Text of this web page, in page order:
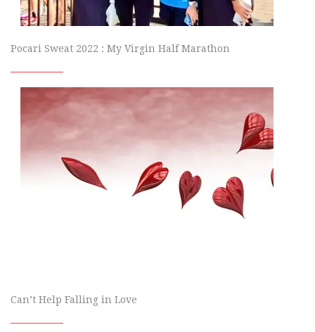
Pocari Sweat 2022 : My Virgin Half Marathon
Can’t Help Falling in Love